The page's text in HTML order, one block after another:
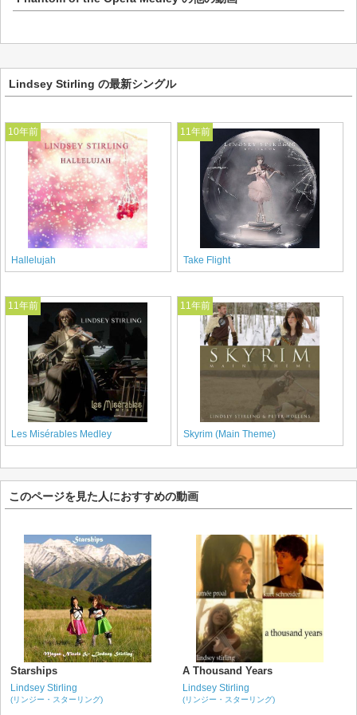
Lindsey Stirling の最新シングル
10年前
Hallelujah
11年前
Take Flight
11年前
Les Misérables Medley
11年前
Skyrim (Main Theme)
このページを見た人におすすめの動画
Starships
Lindsey Stirling
(リンジー・スターリング)
A Thousand Years
Lindsey Stirling
(リンジー・スターリング)